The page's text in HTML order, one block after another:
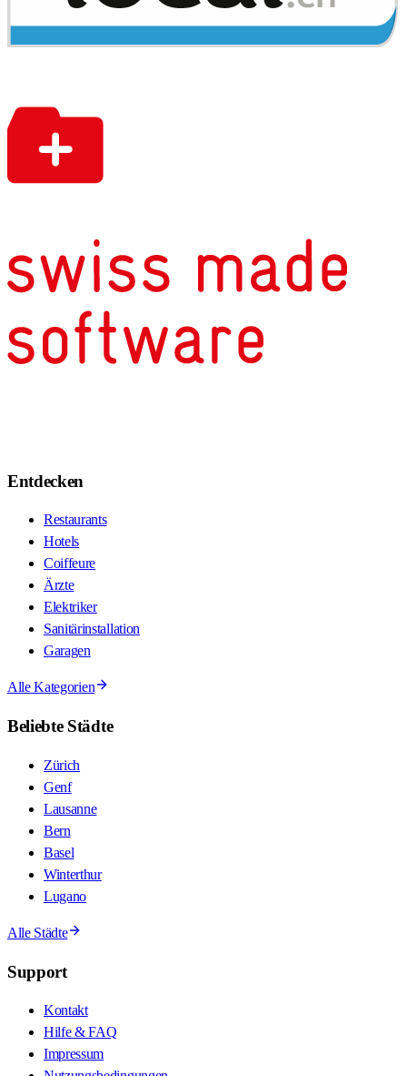
Entdecken
Restaurants
Hotels
Coiffeure
Ärzte
Elektriker
Sanitärinstallation
Garagen
Alle Kategorien
Beliebte Städte
Zürich
Genf
Lausanne
Bern
Basel
Winterthur
Lugano
Alle Städte
Support
Kontakt
Hilfe & FAQ
Impressum